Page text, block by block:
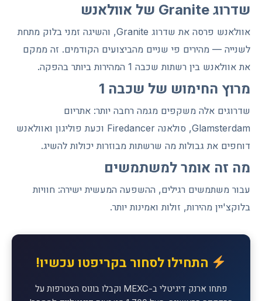
שדרוג Granite של אוולאנש
אוולאנש פרסה את שדרוג Granite, והשיגה זמני בלוק מתחת
לשנייה — מהירים פי שניים מהביצועים הקודמים. זה ממקם
את אוולאנש בין רשתות שכבה 1 המהירות ביותר בהפקה.
מרוץ החימוש של שכבה 1
שדרוגים אלה משקפים מגמה רחבה יותר: אתריום
Glamsterdam, סולאנה Firedancer וכעת פוליגון ואוולאנש
דוחפים את גבולות מה שרשתות מבוזרות יכולות להשיג.
מה זה אומר למשתמשים
עבור משתמשים רגילים, ההשפעה המעשית ישירה: חוויות
בלוקצ'יין מהירות, זולות ואמינות יותר.
התחילו לסחור בקריפטו עכשיו!
פתחו ארנק דיגיטלי ב-MEXC וקבלו בונוס הצטרפות על